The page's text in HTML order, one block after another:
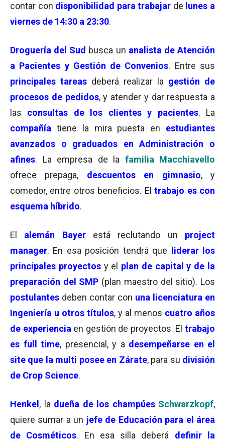
contar con disponibilidad para trabajar de lunes a
viernes de 14:30 a 23:30.
Droguería del Sud busca un analista de Atención
a Pacientes y Gestión de Convenios. Entre sus
principales tareas deberá realizar la gestión de
procesos de pedidos, y atender y dar respuesta a
las consultas de los clientes y pacientes. La
compañía tiene la mira puesta en estudiantes
avanzados o graduados en Administración o
afines. La empresa de la familia Macchiavello
ofrece prepaga, descuentos en gimnasio, y
comedor, entre otros beneficios. El trabajo es con
esquema híbrido.
El alemán Bayer está reclutando un project
manager. En esa posición tendrá que
liderar los
principales proyectosy el plan de capital y de la
preparación del SMP (plan maestro del sitio). Los
postulantes deben contar con una licenciatura en
Ingeniería u otros títulos, y al menos cuatro años
de experiencia en gestión de proyectos. Eltrabajo
es full time, presencial, y a desempeñarse en el
site que la multi posee en Zárate, para su división
de Crop Science.
Henkel , la dueña de los champúesSchwarzkopf,
quiere sumar a un jefe de Educación para el área
de Cosméticos. En esa silla deberá definir la